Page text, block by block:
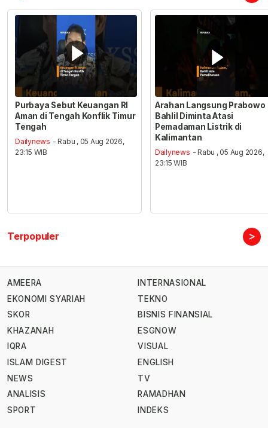
Purbaya Sebut Keuangan RI
Aman di Tengah Konflik Timur
Tengah
Dailynews - Rabu , 05 Aug 2026,
23:15 WIB
Arahan Langsung Prabowo
Bahlil Diminta Atasi
Pemadaman Listrik di
Kalimantan
Dailynews - Rabu , 05 Aug 2026,
23:15 WIB
Terpopuler >
AMEERA
EKONOMI SYARIAH
SKOR
KHAZANAH
IQRA
ISLAM DIGEST
NEWS
ANALISIS
SPORT
INTERNASIONAL
TEKNO
BISNIS FINANSIAL
ESGNOW
VISUAL
ENGLISH
TV
RAMADHAN
INDEKS